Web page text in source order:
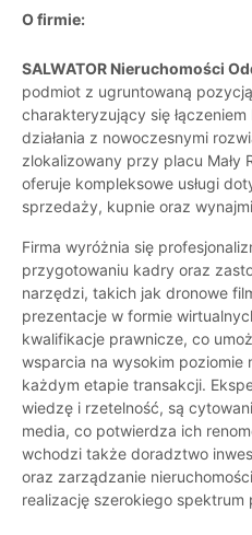
O firmie:
SALWATOR Nieruchomości
podmiot z ugruntowaną
charakteryzujący się
działania z nowoczesnymi
zlokalizowany przy placu Mały
oferuje kompleksowe usługi
sprzedaży, kupnie oraz
Firma wyróżnia się
przygotowaniu kadry oraz
narzędzi, takich jak dronowe
prezentacje w formie
kwalifikacje prawnicze, co
wsparcia na wysokim poziomie
każdym etapie transakcji.
wiedzę i rzetelność, są
media, co potwierdza ich
wchodzi także doradztwo
oraz zarządzanie
realizację szerokiego spektrum